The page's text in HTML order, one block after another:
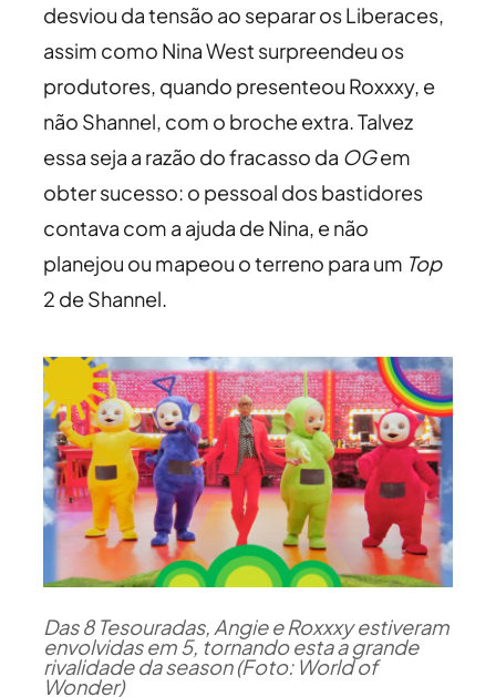
desviou da tensão ao separar os Liberaces,
assim como Nina West surpreendeu os
produtores, quando presenteou Roxxxy, e
não Shannel, com o broche extra. Talvez
essa seja a razão do fracasso da OGem
obter sucesso: o pessoal dos bastidores
contava com a ajuda de Nina, e não
planejou ou mapeou o terreno para um Top
2 de Shannel.
Das 8 Tesouradas, Angie e Roxxxy estiveram
envolvidas em 5, tornando esta a grande
rivalidade da season (Foto: World of
Wonder)